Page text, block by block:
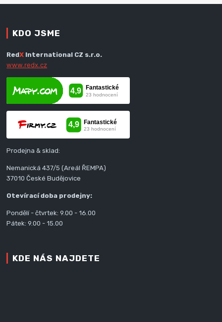
KDO JSME
RedX International CZ s.r.o.
www.redx.cz
Prodejna & sklad:
Nemanická 437/5 (Areál ŘEMPA)
37010 České Budějovice
Otevírací doba prodejny:
Pondělí - čtvrtek: 9.00 - 16.00
Pátek: 9.00 - 15.00
KDE NÁS NAJDETE